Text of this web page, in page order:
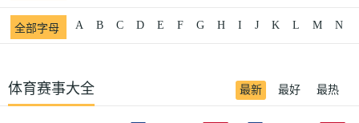
全部字母 A B C D E F G H I J K L M N
体育赛事大全 最新 最好 最热